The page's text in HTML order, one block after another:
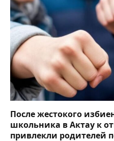
После жестокого
школьника в Актау к
привлекли родителей